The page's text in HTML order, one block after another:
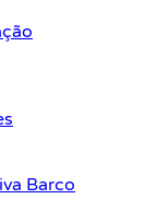
Barco